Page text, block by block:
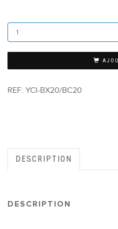
REF: YCI-BX20/BC20
DESCRIPTION
DESCRIPTION